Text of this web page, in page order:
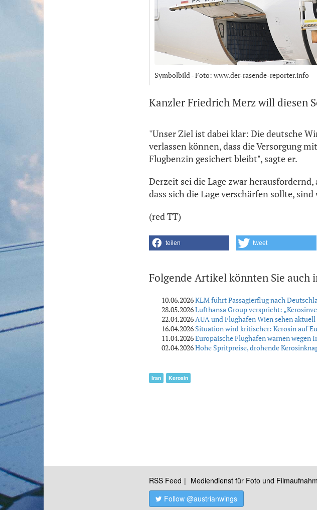
Symbolbild - Foto: www.der-rasende-reporter.info
Kanzler Friedrich Merz will diesen
"Unser Ziel ist dabei klar: Die deutsche
verlassen können, dass die Versorgung
Flugbenzin gesichert bleibt", sagte er.
Derzeit sei die Lage zwar
dass sich die Lage verschärfen sollte,
(red TT)
teilen tweet
Folgende Artikel könnten Sie auch
10.06.2026KLM führt Passagierflug nach
28.05.2026Lufthansa Group verspricht:
22.04.2026AUA und Flughafen Wien sehen
16.04.2026 Situation wird kritischer: Kerosin auf
11.04.2026Europäische Flughafen warnen wegen
02.04.2026Hohe Spritpreise, drohende
Iran Kerosin
RSS Feed Mediendienst für Foto und
Follow @austrianwings